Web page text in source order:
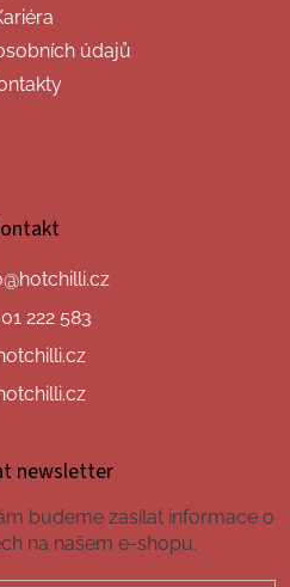
údajů
@hotchilli.cz
222 583
newsletter
budeme zasílat informace o
na našem e-shopu.